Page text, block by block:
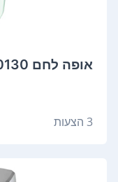
אופה לחם Moulinex OW210130 מולינקס
3 הצעות